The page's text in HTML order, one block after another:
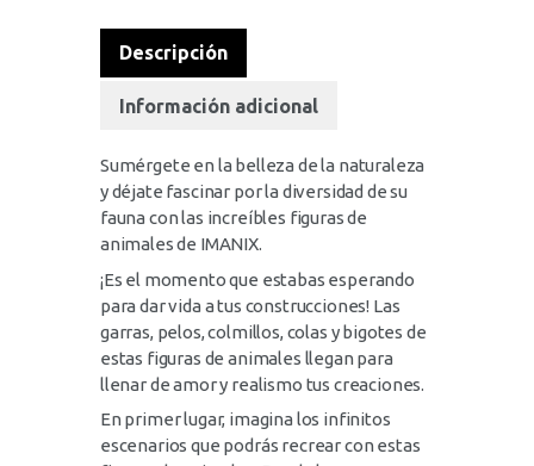
Descripción
Información adicional
Sumérgete en la belleza de la naturaleza
y déjate fascinar por la diversidad de su
fauna con las increíbles figuras de
animales de IMANIX.
¡Es el momento que estabas esperando
para dar vida a tus construcciones! Las
garras, pelos, colmillos, colas y bigotes de
estas figuras de animales llegan para
llenar de amor y realismo tus creaciones.
En primer lugar, imagina los infinitos
escenarios que podrás recrear con estas